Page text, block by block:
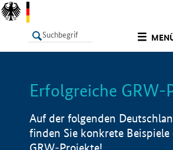
LISTE
Erfolgreiche GRW-
Auf der folgenden
finden Sie konkrete